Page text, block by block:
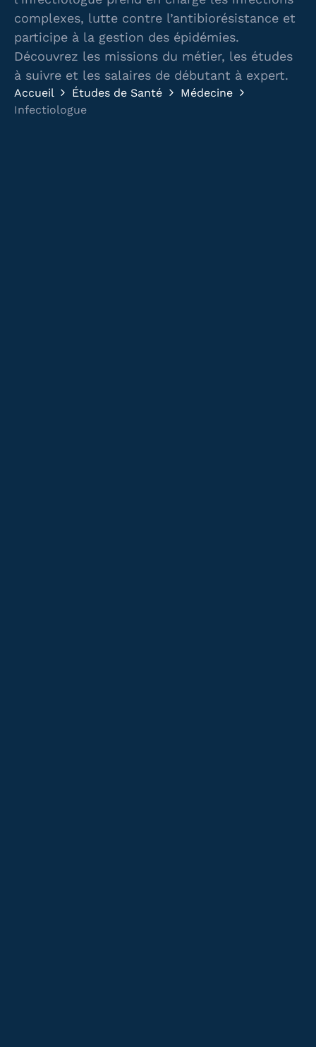
complexes, lutte contre l’antibiorésistance et
participe à la gestion des épidémies.
Découvrez les missions du métier, les études
à suivre et les salaires de débutant à expert.
Accueil Études de Santé
Médecine
Infectiologue